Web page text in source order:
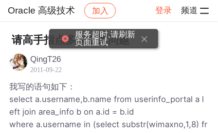
Oracle 高级技术 加入 登录 频道
社区 Oracle 高级技术 帖子详情
请高手指点多表查询问题
QingT26
2011-09-22
我写的语句如下：
select a.username,b.name from userinfo_portal a l
eft join area_info b on a.id = b.id
where a.username in (select substr(wimaxno,1,8) fr
服务超时,请刷新
页面重试